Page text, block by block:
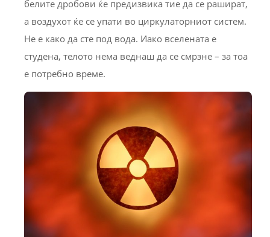
белите дробови ќе предизвика тие да се рашират,
а воздухот ќе се упати во циркулаторниот систем.
Не е како да сте под вода. Иако вселената е
студена, телото нема веднаш да се смрзне – за тоа
е потребно време.